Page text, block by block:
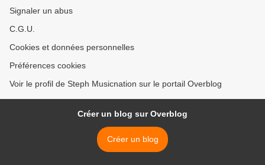
Signaler un abus
C.G.U.
Cookies et données personnelles
Préférences cookies
Voir le profil de Steph Musicnation sur le portail Overblog
Créer un blog sur Overblog
Créer un blog